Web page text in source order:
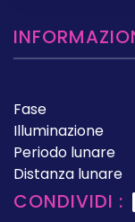
Fase
Illuminazione
Periodo lunare
Distanza lunare
CONDIVIDI :